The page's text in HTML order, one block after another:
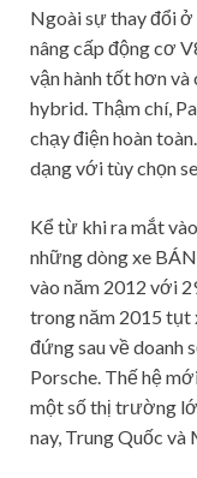
Ngoài sự thay đổi ở
nâng cấp động cơ
vận hành tốt hơn
hybrid. Thậm chí,
chạy điện hoàn
dạng với tùy chọn
Kể từ khi ra mắt
những dòng xe
vào năm 2012 với
trong năm 2015 tụt
đứng sau về doanh
Porsche. Thế hệ
một số thị trường
nay, Trung Quốc và